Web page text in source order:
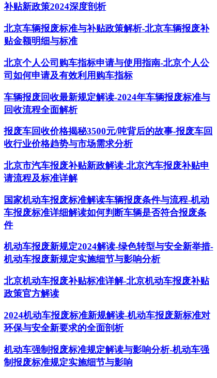
补贴新政策2024深度剖析
北京车辆报废标准与补贴政策解析-北京车辆报废补
贴金额明细与标准
北京个人公司购车指标申请与使用指南-北京个人公
司如何申请及有效利用购车指标
车辆报废回收最新规定解读-2024年车辆报废标准与
回收流程全面解析
报废车回收价格揭秘3500元/吨背后的故事-报废车回
收行业价格趋势与市场需求分析
北京市汽车报废补贴新政解读-北京汽车报废补贴申
请流程及标准详解
国家机动车报废标准解读车辆报废条件与流程-机动
车报废标准详细解读如何判断车辆是否符合报废条
件
机动车报废新规定2024解读-绿色转型与安全新举措-
机动车报废新规定实施细节与影响分析
北京机动车报废补贴标准详解-北京机动车报废补贴
政策官方解读
2024机动车报废标准新规解读-机动车报废新标准对
环保与安全新要求的全面剖析
机动车强制报废标准规定解读与影响分析-机动车强
制报废标准规定实施细节与影响